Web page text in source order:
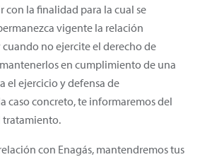
con la finalidad para la cual se
vigente la relación
no ejercite el derecho de
en cumplimiento de una
el ejercicio y defensa de
caso concreto, te informaremos del
tratamiento.
con Enagás, mantendremos tus